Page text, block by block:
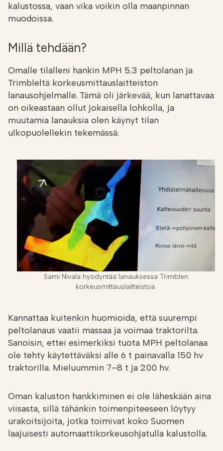
kalustossa, vaan vika voikin olla maanpinnan
muodoissa.
Millä tehdään?
Omalle tilalleni hankin MPH 5.3 peltolanan ja
Trimbleltä korkeusmittauslaitteiston
lanausohjelmalle. Tämä oli järkevää, kun lanattavaa
on oikeastaan ollut jokaisella lohkolla, ja
muutamia lanauksia olen käynyt tilan
ulkopuolellekin tekemässä.
Sami Nivala hyödyntää lanauksessa Trimblen
korkeusmittauslaitteistoa.
Kannattaa kuitenkin huomioida, että suurempi
peltolanaus vaatii massaa ja voimaa traktorilta.
Sanoisin, ettei esimerkiksi tuota MPH peltolanaa
ole tehty käytettäväksi alle 6 t painavalla 150 hv
traktorilla. Mieluummin 7–8 t ja 200 hv.
Oman kaluston hankkiminen ei ole läheskään aina
viisasta, sillä tähänkin toimenpiteeseen löytyy
urakoitsijoita, jotka toimivat koko Suomen
laajuisesti automaattikorkeusohjatulla kalustolla.